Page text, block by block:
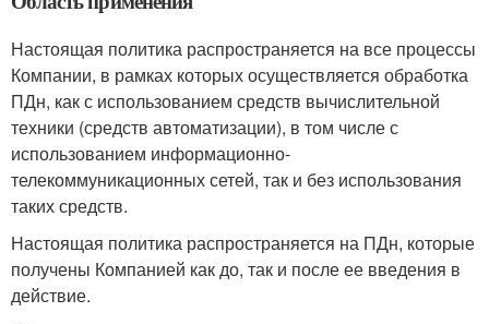
Настоящая политика распространяется на все процессы
Компании, в рамках которых осуществляется обработка
ПДн, как с использованием средств вычислительной
техники (средств автоматизации), в том числе с
использованием информационно-
телекоммуникационных сетей, так и без использования
таких средств.
Настоящая политика распространяется на ПДн, которые
получены Компанией как до, так и после ее введения в
действие.